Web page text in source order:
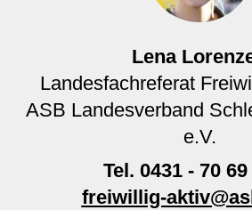
Lena
Landesfachreferat
ASB Landesverband
e.V.
Tel. 0431 - 70 69
freiwillig-